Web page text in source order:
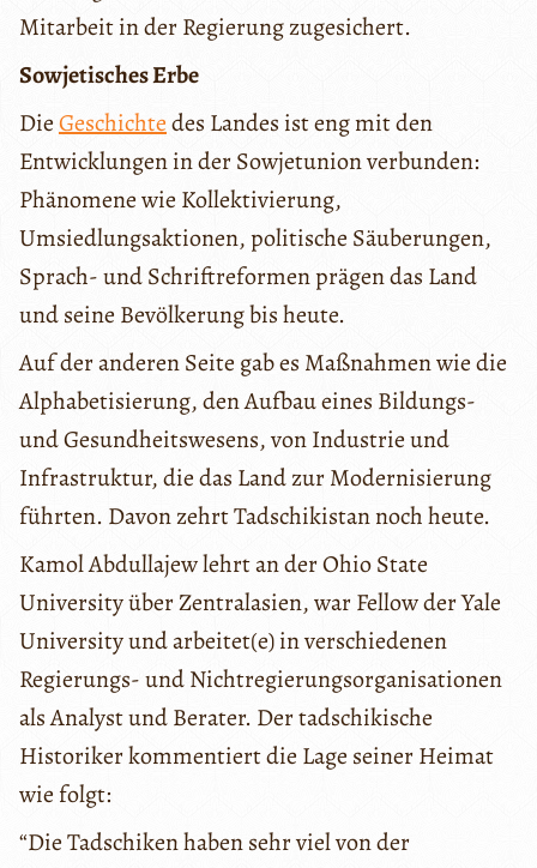
Mitarbeit in der Regierung zugesichert.
Sowjetisches Erbe
DieGeschichtedes Landes ist eng mit den
Entwicklungen in der Sowjetunion verbunden:
Phänomene wie Kollektivierung,
Umsiedlungsaktionen, politische Säuberungen,
Sprach- und Schriftreformen prägen das Land
und seine Bevölkerung bis heute.
Auf der anderen Seite gab es Maßnahmen wie die
Alphabetisierung, den Aufbau eines Bildungs-
und Gesundheitswesens, von Industrie und
Infrastruktur, die das Land zur Modernisierung
führten. Davon zehrt Tadschikistan noch heute.
Kamol Abdullajew lehrt an der Ohio State
University über Zentralasien, war Fellow der Yale
University und arbeitet(e) in verschiedenen
Regierungs- und Nichtregierungsorganisationen
als Analyst und Berater. Der tadschikische
Historiker kommentiert die Lage seiner Heimat
wie folgt:
“Die Tadschiken haben sehr viel von der